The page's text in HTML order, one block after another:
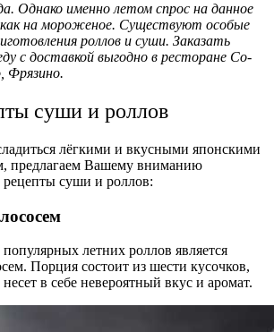
Однако именно летом спрос на данное
на мороженое. Существуют особые
роллов и суши. Заказать
с доставкой выгодно в ресторане Со-
Фрязино.
суши и роллов
лёгкими и вкусными японскими
предлагаем Вашему вниманию
суши и роллов:
летних роллов является
Порция состоит из шести кусочков,
в себе невероятный вкус и аромат.